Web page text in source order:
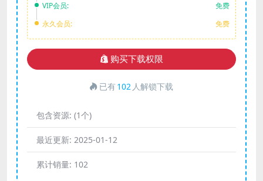
VIP会员:
免费
永久会员:
免费
购买下载权限
已有102 人解锁下载
包含资源: (1个)
最近更新: 2025-01-12
累计销量: 102